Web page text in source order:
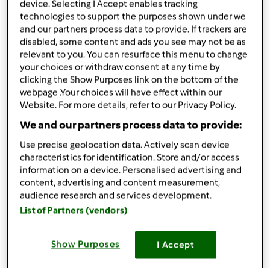
Iscritto : 11.12.2009
Mar, 07/07/2020 - 09:53
Ciao Felice, sebbene il tuo Bimby non sia più in garanzia e
tu ti sia già rivolto alla nostra assistenza, ribadiamo che, ai
fini della sicurezza, non è consigliabile agire in autonomia
per riparare un Bimby.
Un cordiale saluto
Team Bimby
In cima
Felice66 (non verificato)
device. Selecting I Accept enables tracking
technologies to support the purposes shown under we
and our partners process data to provide. If trackers are
disabled, some content and ads you see may not be as
relevant to you. You can resurface this menu to change
your choices or withdraw consent at any time by
clicking the Show Purposes link on the bottom of the
webpage .Your choices will have effect within our
Website. For more details, refer to our Privacy Policy.
We and our partners process data to provide:
Use precise geolocation data. Actively scan device
characteristics for identification. Store and/or access
information on a device. Personalised advertising and
content, advertising and content measurement,
audience research and services development.
List of Partners (vendors)
Show Purposes I Accept